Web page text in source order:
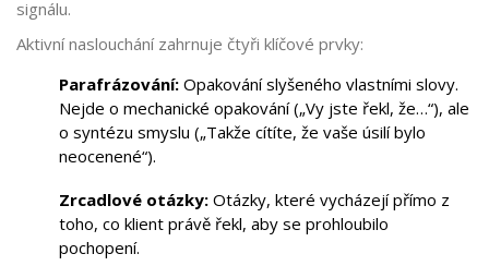
signálu.
Aktivní naslouchání zahrnuje čtyři klíčové prvky:
Parafrázování: Opakování slyšeného vlastními slovy.
Nejde o mechanické opakování („Vy jste řekl, že…“), ale
o syntézu smyslu („Takže cítíte, že vaše úsilí bylo
neocenené“).
Zrcadlové otázky: Otázky, které vycházejí přímo z
toho, co klient právě řekl, aby se prohloubilo
pochopení.